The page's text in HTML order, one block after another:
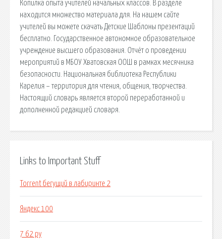
Копилка опыта учителей начальных классов. В разделе
находится множество материала для. На нашем сайте
учителей вы можете скачать Детские Шаблоны презентаций
бесплатно. Государственное автономное образовательное
учреждение высшего образования. Отчёт о проведении
мероприятий в МБОУ Хватовская ООШ в рамках месячника
безопасности. Национальная библиотека Республики
Карелия – территория для чтения, общения, творчества.
Настоящий словарь является второй переработанной и
дополненной редакцией словаря.
Links to Important Stuff
Torrent бегущий в лабиринте 2
Яндекс 100
7 62 ру